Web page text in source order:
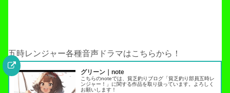
五時レンジャー各種音声ドラマはこちらから！
グリーン｜note
こちらのnoteでは、貧乏釣りブログ「貧乏釣り部員五時レ
ンジャー！」に関する作品を取り扱っています。よろしく
お願いします！